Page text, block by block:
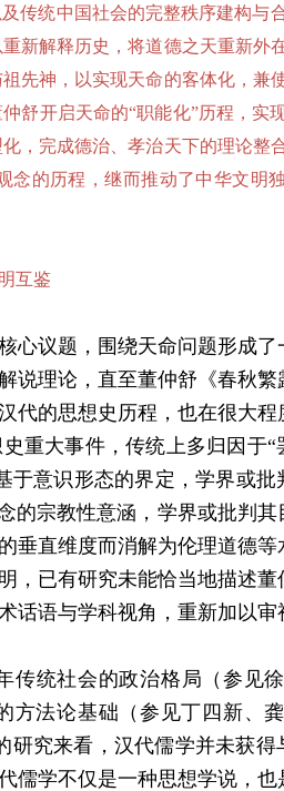
传统中国社会的完整秩序建构与
新解释历史，将道德之天重新外
先神，以实现天命的客体化，兼
舒开启天命的“职能化”历程，实
，完成德治、孝治天下的理论整
念的历程，继而推动了中华文明
互鉴
心议题，围绕天命问题形成了
说理论，直至董仲舒《春秋繁
代的思想史历程，也在很大程
重大事件，传统上多归因于“
于意识形态的界定，学界或批
的宗教性意涵，学界或批判其
直维度而消解为伦理道德等
，已有研究未能恰当地描述董
话语与学科视角，重新加以审
传统社会的政治格局（参见
方法论基础（参见丁四新、
究来看，汉代儒学并未获得
儒学不仅是一种思想学说，也